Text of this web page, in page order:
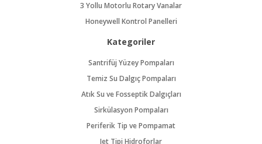
3 Yollu Motorlu Rotary Vanalar
Honeywell Kontrol Panelleri
Kategoriler
Santrifüj Yüzey Pompaları
Temiz Su Dalgıç Pompaları
Atık Su ve Fosseptik Dalgıçları
Sirkülasyon Pompaları
Periferik Tip ve Pompamat
Jet Tipi Hidroforlar